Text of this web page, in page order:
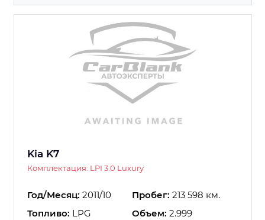
Kia K7
Комплектация: LPI 3.0 Luxury
Год/Месяц: 2011/10 Пробег: 213 598 км.
Топливо: LPG Объем: 2.999